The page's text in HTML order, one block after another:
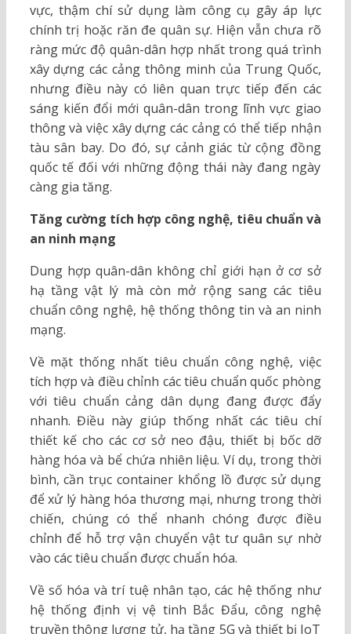
vực, thậm chí sử dụng làm công cụ gây áp lực
chính trị hoặc răn đe quân sự. Hiện vẫn chưa rõ
ràng mức độ quân-dân hợp nhất trong quá trình
xây dựng các cảng thông minh của Trung Quốc,
nhưng điều này có liên quan trực tiếp đến các
sáng kiến đổi mới quân-dân trong lĩnh vực giao
thông và việc xây dựng các cảng có thể tiếp nhận
tàu sân bay. Do đó, sự cảnh giác từ cộng đồng
quốc tế đối với những động thái này đang ngày
càng gia tăng.
Tăng cường tích hợp công nghệ, tiêu chuẩn và
an ninh mạng
Dung hợp quân-dân không chỉ giới hạn ở cơ sở
hạ tầng vật lý mà còn mở rộng sang các tiêu
chuẩn công nghệ, hệ thống thông tin và an ninh
mạng.
Về mặt thống nhất tiêu chuẩn công nghệ, việc
tích hợp và điều chỉnh các tiêu chuẩn quốc phòng
với tiêu chuẩn cảng dân dụng đang được đẩy
nhanh. Điều này giúp thống nhất các tiêu chí
thiết kế cho các cơ sở neo đậu, thiết bị bốc dỡ
hàng hóa và bể chứa nhiên liệu. Ví dụ, trong thời
bình, cần trục container khổng lồ được sử dụng
để xử lý hàng hóa thương mại, nhưng trong thời
chiến, chúng có thể nhanh chóng được điều
chỉnh để hỗ trợ vận chuyển vật tư quân sự nhờ
vào các tiêu chuẩn được chuẩn hóa.
Về số hóa và trí tuệ nhân tạo, các hệ thống như
hệ thống định vị vệ tinh Bắc Đẩu, công nghệ
truyền thông lượng tử, hạ tầng 5G và thiết bị IoT